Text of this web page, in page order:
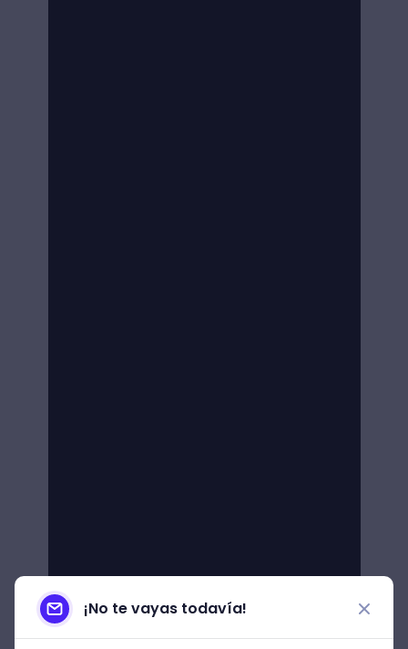
¡No te vayas todavía!